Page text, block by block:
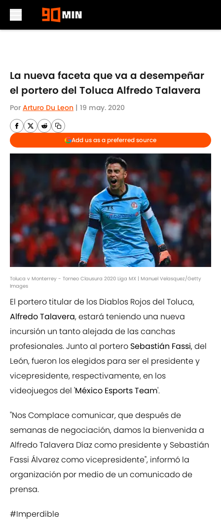
La nueva faceta que va a desempeñar
el portero del Toluca Alfredo Talavera
Por Arturo Du Leon | 19 may. 2020
Add us as a preferred source
Toluca v Monterrey - Torneo Clausura 2020 Liga MX | Manuel Velasquez/Getty
Images
El portero titular de los Diablos Rojos del Toluca,
Alfredo Talavera, estará teniendo una nueva
incursión un tanto alejada de las canchas
profesionales. Junto al portero Sebastián Fassi, del
León, fueron los elegidos para ser el presidente y
vicepresidente, respectivamente, en los
videojuegos del 'México Esports Team'.
"Nos Complace comunicar, que después de
semanas de negociación, damos la bienvenida a
Alfredo Talavera Díaz como presidente y Sebastián
Fassi Álvarez como vicepresidente", informó la
organización por medio de un comunicado de
prensa.
#Imperdible